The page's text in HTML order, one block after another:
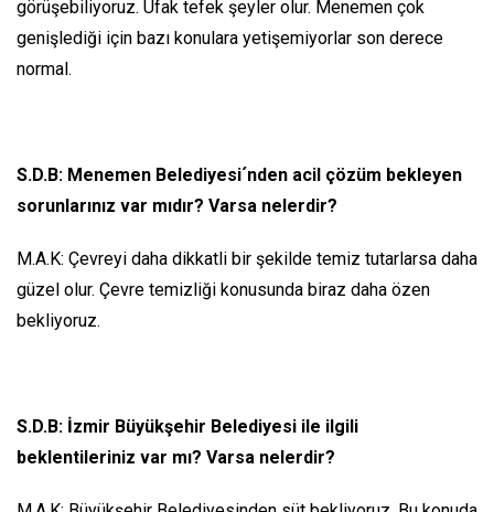
görüşebiliyoruz. Ufak tefek şeyler olur. Menemen çok
genişlediği için bazı konulara yetişemiyorlar son derece
normal.
S.D.B: Menemen Belediyesi´nden acil çözüm bekleyen
sorunlarınız var mıdır? Varsa nelerdir?
M.A.K: Çevreyi daha dikkatli bir şekilde temiz tutarlarsa daha
güzel olur. Çevre temizliği konusunda biraz daha özen
bekliyoruz.
S.D.B: İzmir Büyükşehir Belediyesi ile ilgili
beklentileriniz var mı? Varsa nelerdir?